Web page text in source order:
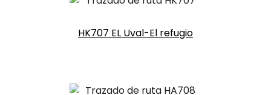
HK707 EL Uval-El refugio